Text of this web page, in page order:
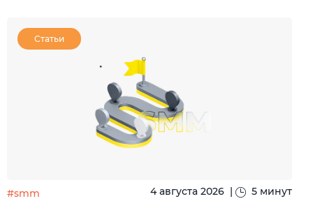
Статьи
#smm 4 августа 2026 | 5 минут